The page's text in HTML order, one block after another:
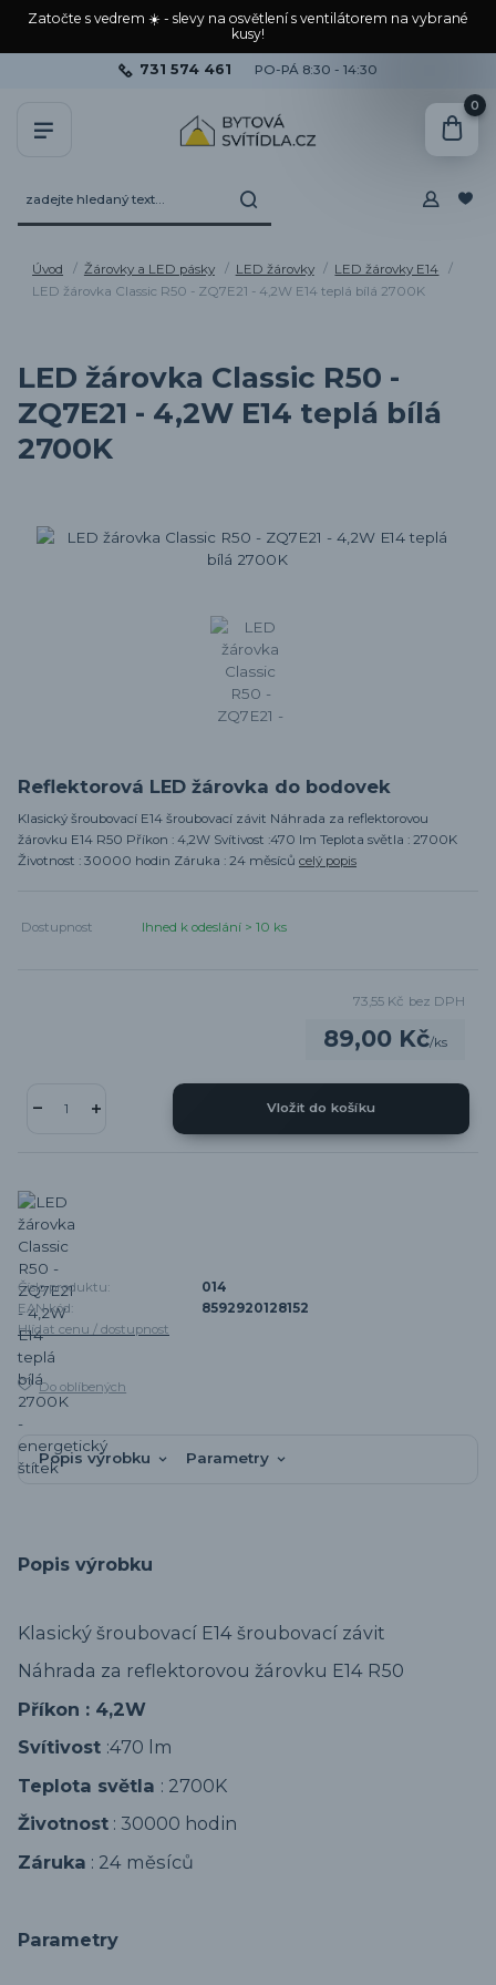
Zatočte s vedrem ☀️ - slevy na osvětlení s ventilátorem na vybrané
kusy!
731 574 461 PO-PÁ 8:30 - 14:30
0
Úvod Žárovky a LED pásky LED žárovky
LED žárovky E14
LED žárovka Classic R50 - ZQ7E21 - 4,2W E14 teplá bílá 2700K
LED žárovka Classic R50 -
ZQ7E21 - 4,2W E14 teplá bílá
2700K
Reflektorová LED žárovka do bodovek
Klasický šroubovací E14 šroubovací závit Náhrada za reflektorovou
žárovku E14 R50 Příkon : 4,2W Svítivost :470 lm Teplota světla : 2700K
Životnost : 30000 hodin Záruka : 24 měsíců celý popis
Dostupnost Ihned k odeslání > 10 ks
89,00 Kč/ks
73,55 Kč bez DPH
Vložit do košíku
Číslo produktu:
014
EAN kód:
8592920128152
Hlídat cenu / dostupnost
Do oblíbených
Popis výrobku Parametry
Popis výrobku
Klasický šroubovací E14 šroubovací závit
Náhrada za reflektorovou žárovku E14 R50
Příkon : 4,2W
Svítivost :470 lm
Teplota světla : 2700K
Životnost : 30000 hodin
Záruka : 24 měsíců
Parametry